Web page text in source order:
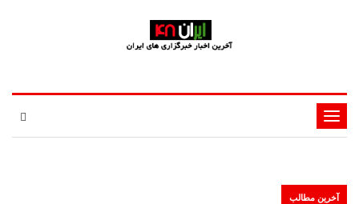
تغییر
وضعیت
آخرین مطالب